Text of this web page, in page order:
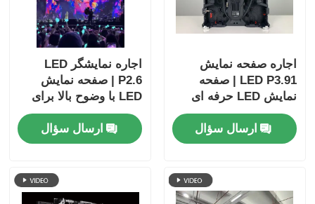
اجاره صفحه نمایش
LED P3.91 | صفحه
نمایش LED حرفه ای
صحنه برای کلیساها و
رویدادها ارسال سؤال
اجاره نمایشگر LED
P2.6 | صفحه نمایش
LED با وضوح بالا برای
رویدادهای با دید نزدیک
ارسال سؤال